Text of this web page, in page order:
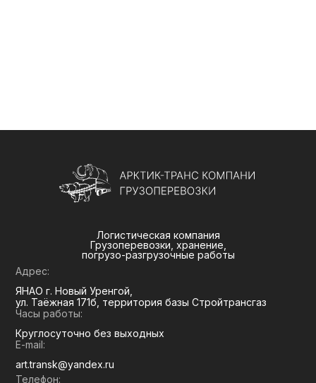
Логистическая компания
Грузоперевозки, хранение,
погрузо-разгрузочные работы
Адрес:
ЯНАО г. Новый Уренгой,
ул. Таёжная 171б, территория базы Стройтрансгаз
Часы работы:
Круглосуточно без выходных
E-mail:
art.transk@yandex.ru
Телефон: